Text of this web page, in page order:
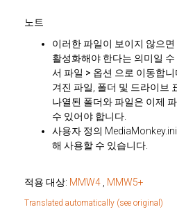
노트
이러한 파일이 보이지 않으
활성화해야 한다는 의미일
서 파일 > 옵션 으로 이동합
겨진 파일, 폴더 및 드라이브
나열된 폴더와 파일은 이제
수 있어야 합니다.
사용자 정의
해 사용할 수 있습니다.
적용 대상: MMW4 MMW5+
Translated automatically (see original)